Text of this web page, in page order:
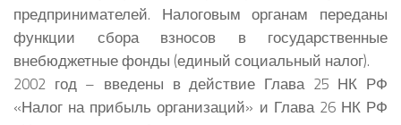
предпринимателей. Налоговым органам переданы
функции сбора взносов в государственные
внебюджетные фонды (единый социальный налог).
2002 год – введены в действие Глава 25 НК РФ
«Налог на прибыль организаций» и Глава 26 НК РФ